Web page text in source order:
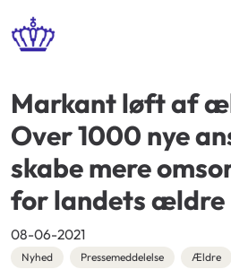
Markant løft af
Over 1000 nye
skabe mere
for landets ældre
08-06-2021
Nyhed Pressemeddelelse Ældre